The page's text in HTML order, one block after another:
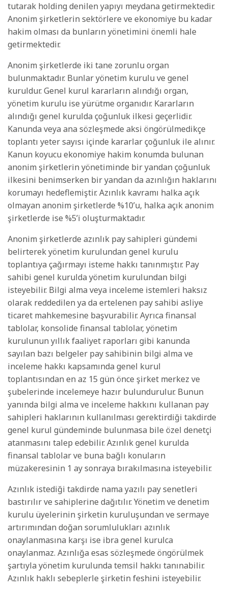
tutarak holding denilen yapıyı meydana getirmektedir.
Anonim şirketlerin sektörlere ve ekonomiye bu kadar
hakim olması da bunların yönetimini önemli hale
getirmektedir.
Anonim şirketlerde iki tane zorunlu organ
bulunmaktadır. Bunlar yönetim kurulu ve genel
kuruldur. Genel kurul kararların alındığı organ,
yönetim kurulu ise yürütme organıdır. Kararların
alındığı genel kurulda çoğunluk ilkesi geçerlidir.
Kanunda veya ana sözleşmede aksi öngörülmedikçe
toplantı yeter sayısı içinde kararlar çoğunluk ile alınır.
Kanun koyucu ekonomiye hakim konumda bulunan
anonim şirketlerin yönetiminde bir yandan çoğunluk
ilkesini benimserken bir yandan da azınlığın haklarını
korumayı hedeflemiştir. Azınlık kavramı halka açık
olmayan anonim şirketlerde %10’u, halka açık anonim
şirketlerde ise %5’i oluşturmaktadır.
Anonim şirketlerde azınlık pay sahipleri gündemi
belirterek yönetim kurulundan genel kurulu
toplantıya çağırmayı isteme hakkı tanınmıştır. Pay
sahibi genel kurulda yönetim kurulundan bilgi
isteyebilir. Bilgi alma veya inceleme istemleri haksız
olarak reddedilen ya da ertelenen pay sahibi asliye
ticaret mahkemesine başvurabilir. Ayrıca finansal
tablolar, konsolide finansal tablolar, yönetim
kurulunun yıllık faaliyet raporları gibi kanunda
sayılan bazı belgeler pay sahibinin bilgi alma ve
inceleme hakkı kapsamında genel kurul
toplantısından en az 15 gün önce şirket merkez ve
şubelerinde incelemeye hazır bulundurulur. Bunun
yanında bilgi alma ve inceleme hakkını kullanan pay
sahipleri haklarının kullanılması gerektirdiği takdirde
genel kurul gündeminde bulunmasa bile özel denetçi
atanmasını talep edebilir. Azınlık genel kurulda
finansal tablolar ve buna bağlı konuların
müzakeresinin 1 ay sonraya bırakılmasına isteyebilir.
Azınlık istediği takdirde nama yazılı pay senetleri
bastırılır ve sahiplerine dağıtılır. Yönetim ve denetim
kurulu üyelerinin şirketin kuruluşundan ve sermaye
artırımından doğan sorumlulukları azınlık
onaylanmasına karşı ise ibra genel kurulca
onaylanmaz. Azınlığa esas sözleşmede öngörülmek
şartıyla yönetim kurulunda temsil hakkı tanınabilir.
Azınlık haklı sebeplerle şirketin feshini isteyebilir.